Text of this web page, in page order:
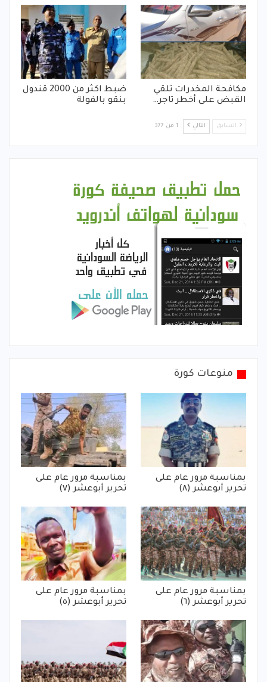
مكافحة المخدرات تلقي
القبض على أخطر تاجر…
ضبط اكثر من 2000 قندول
بنقو بالفولة
السابق التالي 1 من 377
منوعات كورة
بمناسبة مرور عام على
تحرير أبوعشر (٨)
بمناسبة مرور عام على
تحرير أبوعشر (٧)
بمناسبة مرور عام على
تحرير أبوعشر (٦)
بمناسبة مرور عام على
تحرير أبوعشر (٥)